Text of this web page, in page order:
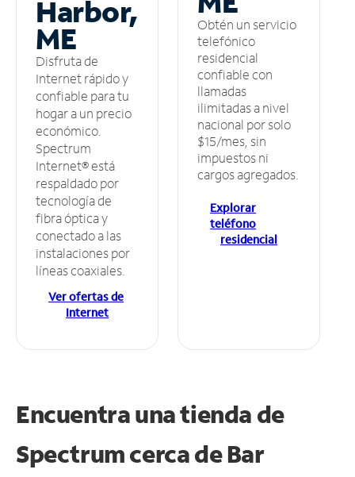
Harbor,
ME
Disfruta de
Internet rápido y
confiable para tu
hogar a un precio
económico.
Spectrum
Internet® está
respaldado por
tecnología de
fibra óptica y
conectado a las
instalaciones por
líneas coaxiales.
Ver ofertas de
Internet
Obtén un servicio
telefónico
residencial
confiable con
llamadas
ilimitadas a nivel
nacional por solo
$15/mes, sin
impuestos ni
cargos agregados.
Explorar
teléfono
residencial
Encuentra una tienda de
Spectrumcerca de Bar